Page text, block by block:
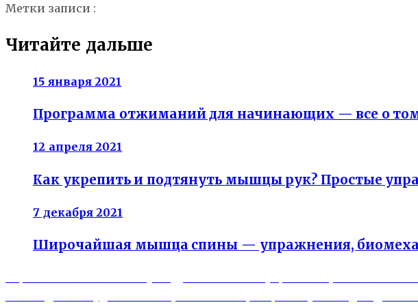
Метки записи :
Читайте дальше
15 января 2021
Программа отжиманий для начинающих — все о
12 апреля 2021
Как укрепить и подтянуть мышцы рук? Простые
7 декабря 2021
Широчайшая мышца спины — упражнения,
Навигация